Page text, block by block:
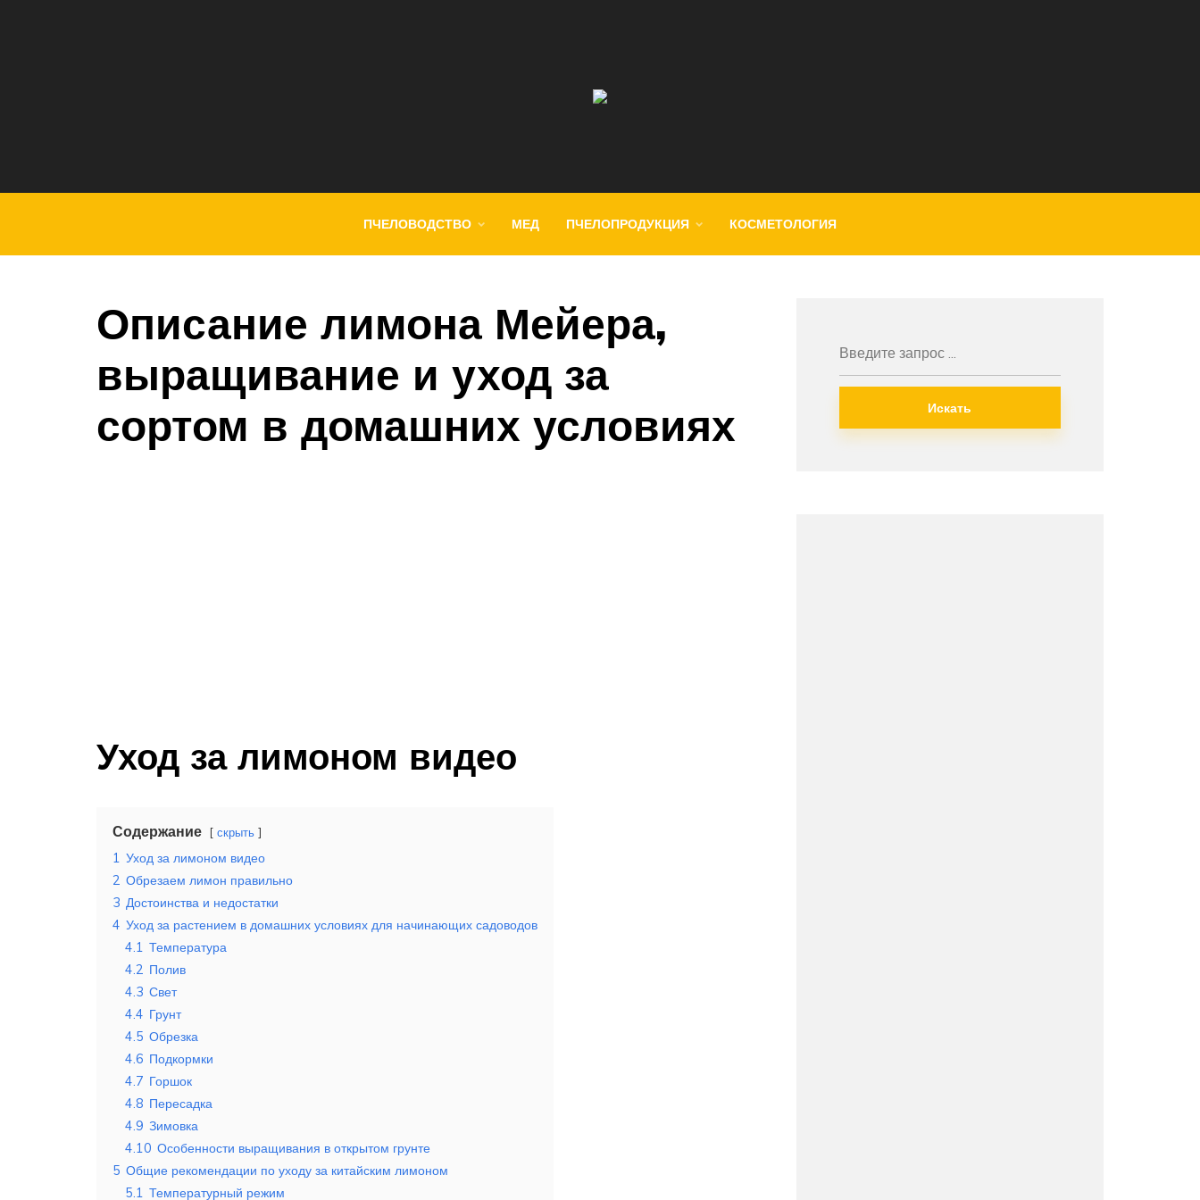
ПЧЕЛОВОДСТВО МЕД ПЧЕЛОПРОДУКЦИЯ КОСМЕТОЛОГИЯ
Описание лимона Мейера,
выращивание и уход за
сортом в домашних условиях
Уход за лимоном видео
Содержание скрыть
1 Уход за лимоном видео
2 Обрезаем лимон правильно
3 Достоинства и недостатки
4 Уход за растением в домашних условиях для начинающих садоводов
4.1 Температура
4.2 Полив
4.3 Свет
4.4 Грунт
4.5 Обрезка
4.6 Подкормки
4.7 Горшок
4.8 Пересадка
4.9 Зимовка
4.10 Особенности выращивания в открытом грунте
5 Общие рекомендации по уходу за китайским лимоном
5.1 Температурный режим
Искать